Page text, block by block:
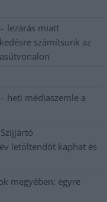
lezárás miatt
számítsunk az
heti médiaszemle a
letöltendőt kaphat és
megyében: egyre